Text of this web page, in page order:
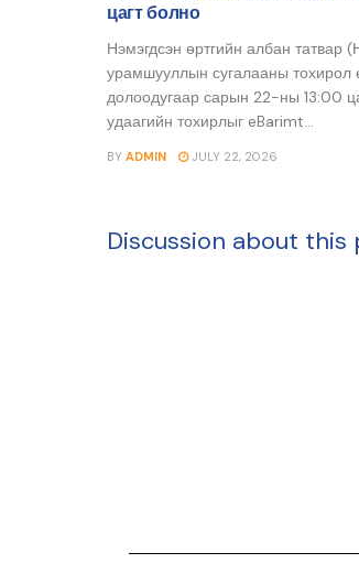
цагт болно
Нэмэгдсэн өртгийн албан
урамшууллын сугалааны тохирол
долоодугаар сарын 22-ны 13:00
удаагийн тохирлыг eBarimt...
BY ADMIN JULY 22, 2026
Discussion about this